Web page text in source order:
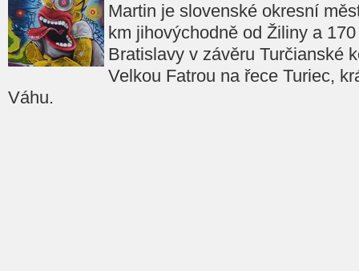
Martin je slovenské okresní
km jihovýchodně od Žiliny a
Bratislavy v závěru Turčianské
Velkou Fatrou na řece Turiec,
Váhu.